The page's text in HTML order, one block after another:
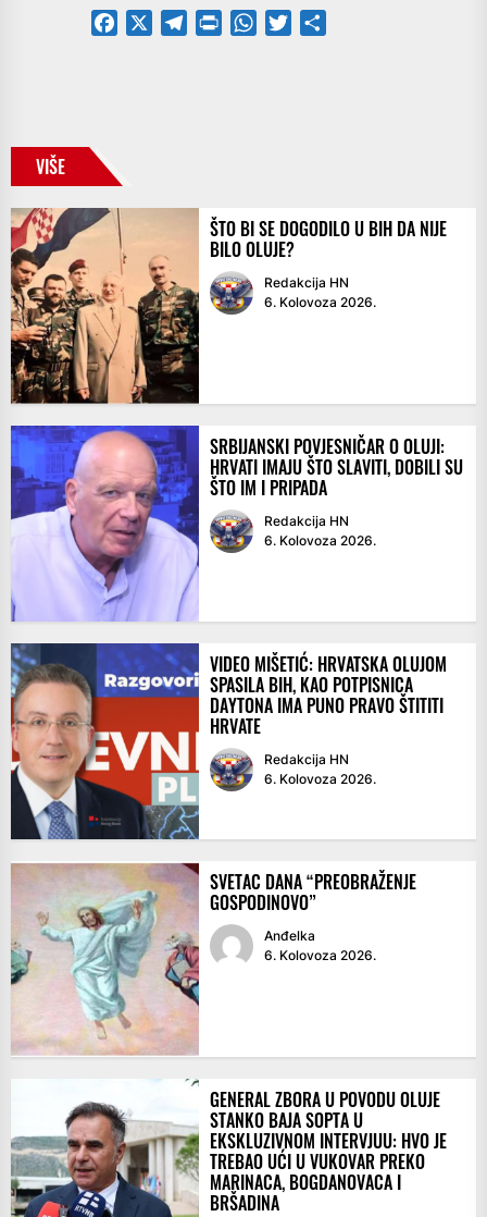
Facebook TelegramPrintFriendly
WhatsApp
Twitter
VIŠE
ŠTO BI SE DOGODILO U BIH DA NIJE
BILO OLUJE?
Redakcija HN
6. Kolovoza 2026.
SRBIJANSKI POVJESNIČAR O OLUJI:
HRVATI IMAJU ŠTO SLAVITI, DOBILI SU
ŠTO IM I PRIPADA
Redakcija HN
6. Kolovoza 2026.
VIDEO MIŠETIĆ: HRVATSKA OLUJOM
SPASILA BIH, KAO POTPISNICA
DAYTONA IMA PUNO PRAVO ŠTITITI
HRVATE
Redakcija HN
6. Kolovoza 2026.
SVETAC DANA “PREOBRAŽENJE
GOSPODINOVO”
Anđelka
6. Kolovoza 2026.
GENERAL ZBORA U POVODU OLUJE
STANKO BAJA SOPTA U
EKSKLUZIVNOM INTERVJUU: HVO JE
TREBAO UĆI U VUKOVAR PREKO
MARINACA, BOGDANOVACA I
BRŠADINA